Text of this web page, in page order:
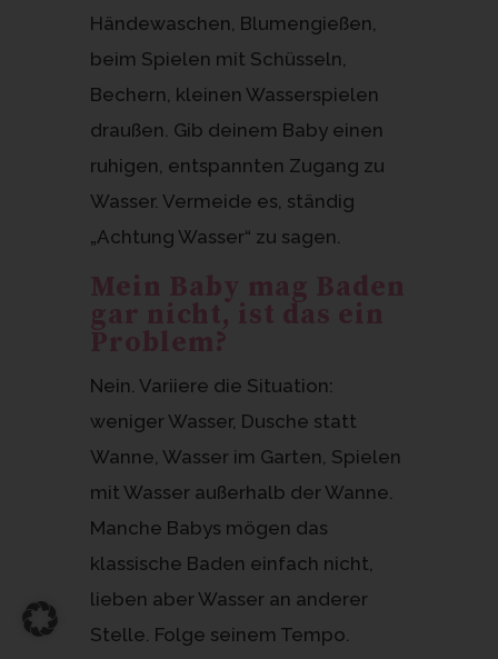
Händewaschen, Blumengießen,
beim Spielen mit Schüsseln,
Bechern, kleinen Wasserspielen
draußen. Gib deinem Baby einen
ruhigen, entspannten Zugang zu
Wasser. Vermeide es, ständig
„Achtung Wasser“ zu sagen.
Mein Baby mag Baden
gar nicht, ist das ein
Problem?
Nein. Variiere die Situation:
weniger Wasser, Dusche statt
Wanne, Wasser im Garten, Spielen
mit Wasser außerhalb der Wanne.
Manche Babys mögen das
klassische Baden einfach nicht,
lieben aber Wasser an anderer
Stelle. Folge seinem Tempo.